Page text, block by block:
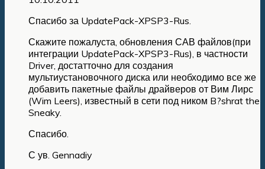
Спасибо за UpdatePack-XPSP3-Rus.
Скажите пожалуста, обновления САВ файлов(при
интеграции UpdatePack-XPSP3-Rus), в частности
Driver, достатточно для создания
мультиустановочного диска или необходимо все же
добавить пакетные файлы драйверов от Вим Лирс
(Wim Leers), известный в сети под ником B?shrat the
Sneaky.
Спасибо.
С ув. Gennadiy